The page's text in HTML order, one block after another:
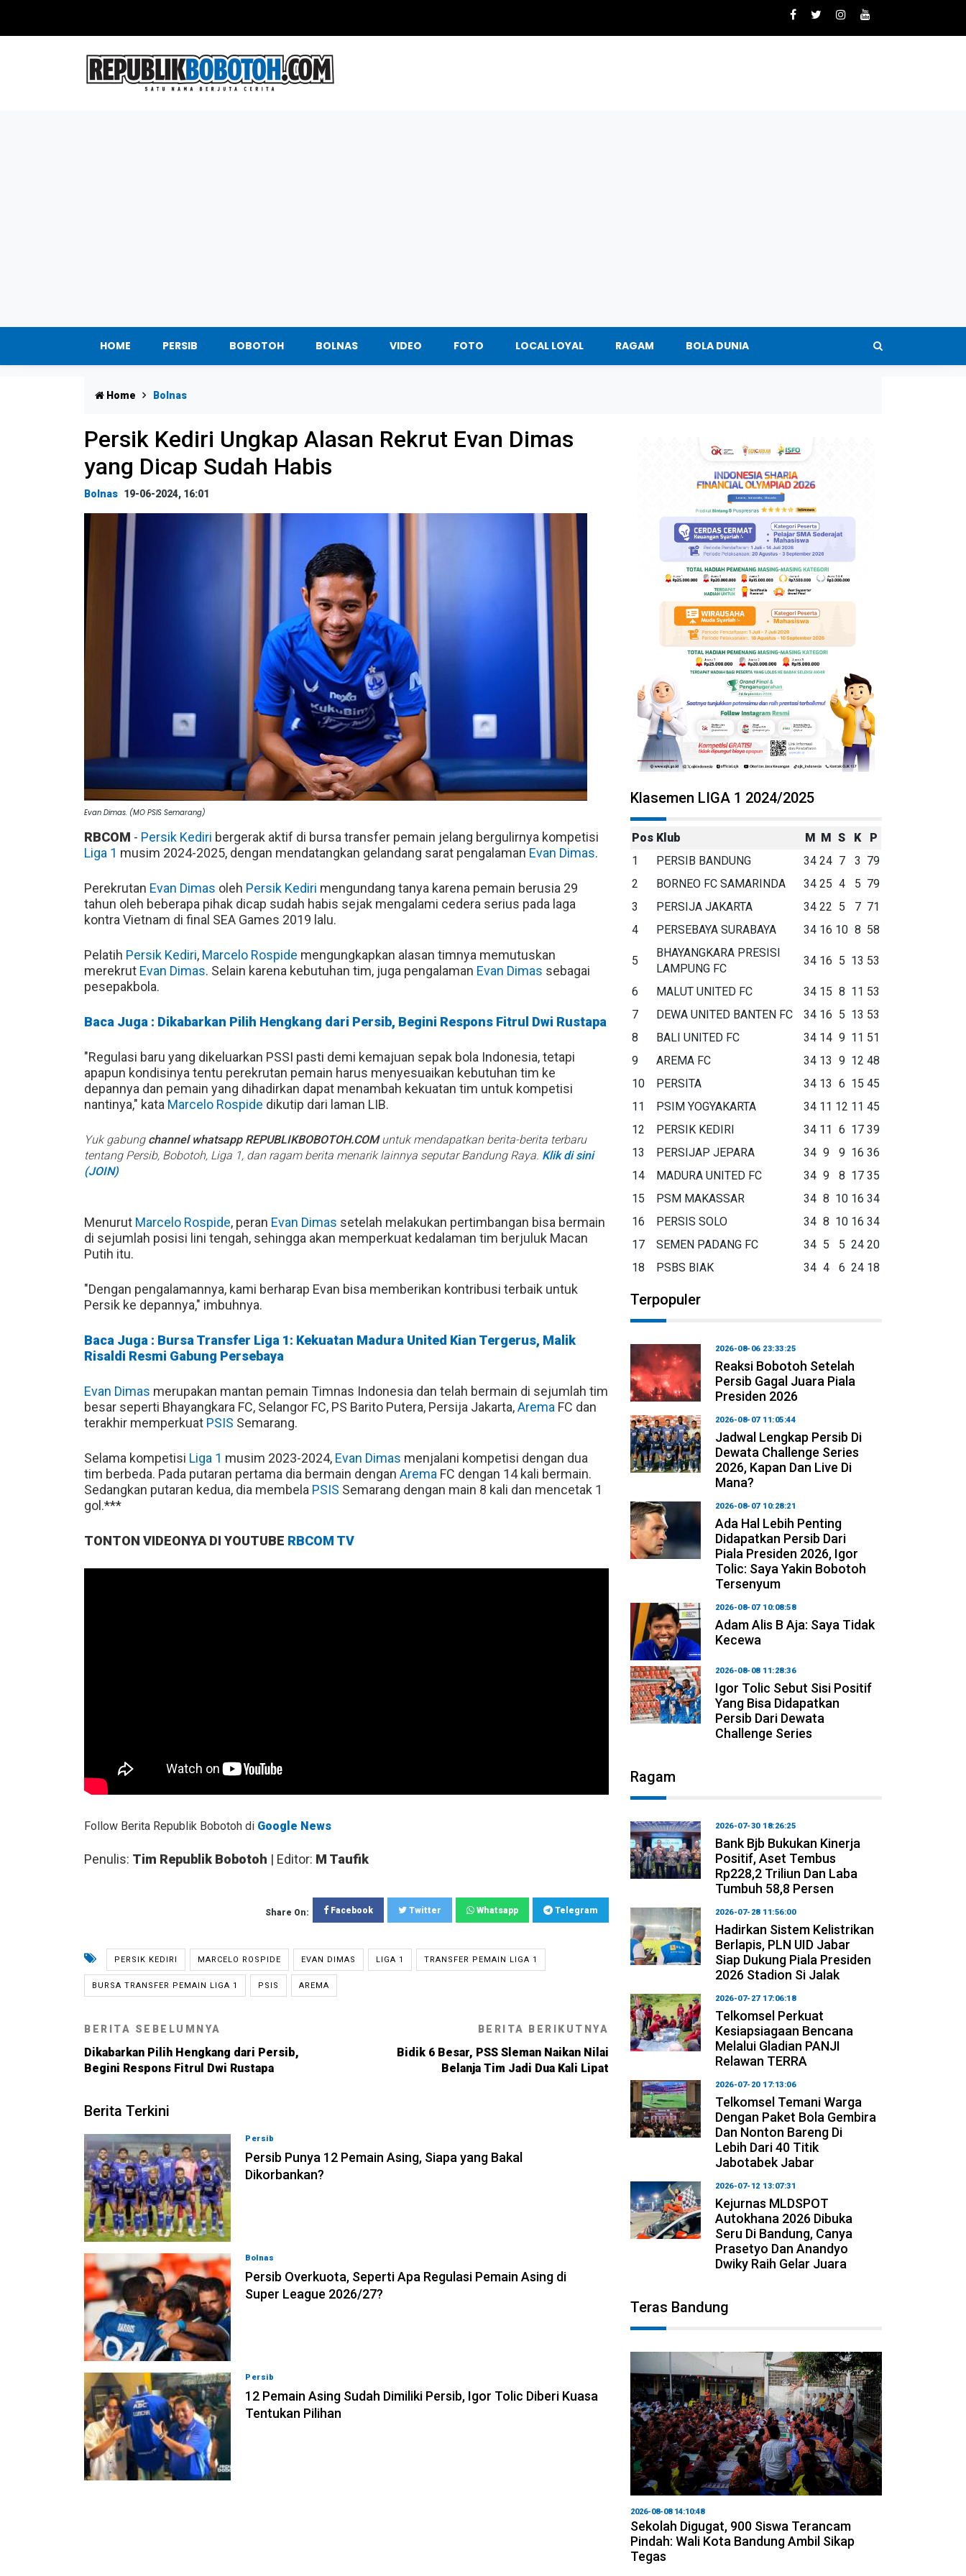
HOME PERSIB BOBOTOH BOLNAS VIDEO FOTO LOCAL LOYAL RAGAM BOLA DUNIA
Home Bolnas
Persik Kediri Ungkap Alasan Rekrut Evan Dimas
yang Dicap Sudah Habis
Bolnas 19-06-2024, 16:01
Evan Dimas. (MO PSIS Semarang)
RBCOM - Persik Kediri bergerak aktif di bursa transfer pemain jelang bergulirnya kompetisi
Liga 1 musim 2024-2025, dengan mendatangkan gelandang sarat pengalaman Evan Dimas.
Perekrutan Evan Dimas oleh Persik Kediri mengundang tanya karena pemain berusia 29
tahun oleh beberapa pihak dicap sudah habis sejak mengalami cedera serius pada laga
kontra Vietnam di final SEA Games 2019 lalu.
Pelatih Persik Kediri, Marcelo Rospide mengungkapkan alasan timnya memutuskan
merekrut Evan Dimas. Selain karena kebutuhan tim, juga pengalaman Evan Dimas sebagai
pesepakbola.
Baca Juga : Dikabarkan Pilih Hengkang dari Persib, Begini Respons Fitrul Dwi Rustapa
"Regulasi baru yang dikeluarkan PSSI pasti demi kemajuan sepak bola Indonesia, tetapi
apapun kondisinya tentu perekrutan pemain harus menyesuaikan kebutuhan tim ke
depannya dan pemain yang dihadirkan dapat menambah kekuatan tim untuk kompetisi
nantinya," kata Marcelo Rospide dikutip dari laman LIB.
Yuk gabung channel whatsapp REPUBLIKBOBOTOH.COMuntuk mendapatkan berita-berita terbaru
tentang Persib, Bobotoh, Liga 1, dan ragam berita menarik lainnya seputar Bandung Raya. Klik di sini
(JOIN)
Menurut Marcelo Rospide, peran Evan Dimas setelah melakukan pertimbangan bisa bermain
di sejumlah posisi lini tengah, sehingga akan memperkuat kedalaman tim berjuluk Macan
Putih itu.
"Dengan pengalamannya, kami berharap Evan bisa memberikan kontribusi terbaik untuk
Persik ke depannya," imbuhnya.
Baca Juga : Bursa Transfer Liga 1: Kekuatan Madura United Kian Tergerus, Malik
Risaldi Resmi Gabung Persebaya
Evan Dimas merupakan mantan pemain Timnas Indonesia dan telah bermain di sejumlah tim
besar seperti Bhayangkara FC, Selangor FC, PS Barito Putera, Persija Jakarta,Arema FC dan
terakhir memperkuat PSIS Semarang.
Selama kompetisi Liga 1 musim 2023-2024, Evan Dimas menjalani kompetisi dengan dua
tim berbeda. Pada putaran pertama dia bermain dengan Arema FC dengan 14 kali bermain.
Sedangkan putaran kedua, dia membela PSIS Semarang dengan main 8 kali dan mencetak 1
gol.***
TONTON VIDEONYA DI YOUTUBE RBCOM TV
Follow Berita Republik Bobotoh di Google News
Penulis: Tim Republik Bobotoh | Editor: M Taufik
Share On: Facebook Twitter Whatsapp Telegram
PERSIK KEDIRI MARCELO ROSPIDE EVAN DIMAS LIGA 1 TRANSFER PEMAIN LIGA 1
BURSA TRANSFER PEMAIN LIGA 1 PSIS AREMA
BERITA SEBELUMNYA
Dikabarkan Pilih Hengkang dari Persib,
Begini Respons Fitrul Dwi Rustapa
BERITA BERIKUTNYA
Bidik 6 Besar, PSS Sleman Naikan Nilai
Belanja Tim Jadi Dua Kali Lipat
Berita Terkini
Persib
Persib Punya 12 Pemain Asing, Siapa yang Bakal
Dikorbankan?
Bolnas
Persib Overkuota, Seperti Apa Regulasi Pemain Asing di
Super League 2026/27?
Persib
12 Pemain Asing Sudah Dimiliki Persib, Igor Tolic Diberi Kuasa
Tentukan Pilihan
Klasemen LIGA 1 2024/2025
Pos Klub M M S K
P
1
PERSIB BANDUNG 34 24 7 3 79
2
BORNEO FC SAMARINDA 34 25 4 5 79
3
PERSIJA JAKARTA 34 22 5 7 71
4
PERSEBAYA SURABAYA 34 16 10 8 58
5
BHAYANGKARA PRESISI
LAMPUNG FC
34 16 5 13 53
6 MALUT UNITED FC 34 15 8 11 53
7
DEWA UNITED BANTEN FC 34 16 5 13 53
8
BALI UNITED FC 34 14 9 11 51
9
AREMA FC 34 13 9 12 48
10
PERSITA 34 13 6 15 45
11
PSIM YOGYAKARTA 34 11 12 11 45
12
PERSIK KEDIRI 34 11 6 17 39
13
PERSIJAP JEPARA 34 9 9 16 36
14
MADURA UNITED FC 34 9 8 17 35
15
PSM MAKASSAR 34 8 10 16 34
16
PERSIS SOLO 34 8 10 16 34
17
SEMEN PADANG FC 34 5 5 24 20
18
PSBS BIAK 34 4 6 24 18
Terpopuler
2026-08-06 23:33:25
Reaksi Bobotoh Setelah
Persib Gagal Juara Piala
Presiden 2026
2026-08-07 11:05:44
Jadwal Lengkap Persib Di
Dewata Challenge Series
2026, Kapan Dan Live Di
Mana?
2026-08-07 10:28:21
Ada Hal Lebih Penting
Didapatkan Persib Dari
Piala Presiden 2026, Igor
Tolic: Saya Yakin Bobotoh
Tersenyum
2026-08-07 10:08:58
Adam Alis B Aja: Saya Tidak
Kecewa
2026-08-08 11:28:36
Igor Tolic Sebut Sisi Positif
Yang Bisa Didapatkan
Persib Dari Dewata
Challenge Series
Ragam
2026-07-30 18:26:25
Bank Bjb Bukukan Kinerja
Positif, Aset Tembus
Rp228,2 Triliun Dan Laba
Tumbuh 58,8 Persen
2026-07-28 11:56:00
Hadirkan Sistem Kelistrikan
Berlapis, PLN UID Jabar
Siap Dukung Piala Presiden
2026 Stadion Si Jalak
2026-07-27 17:06:18
Telkomsel Perkuat
Kesiapsiagaan Bencana
Melalui Gladian PANJI
Relawan TERRA
2026-07-20 17:13:06
Telkomsel Temani Warga
Dengan Paket Bola Gembira
Dan Nonton Bareng Di
Lebih Dari 40 Titik
Jabotabek Jabar
2026-07-12 13:07:31
Kejurnas MLDSPOT
Autokhana 2026 Dibuka
Seru Di Bandung, Canya
Prasetyo Dan Anandyo
Dwiky Raih Gelar Juara
Teras Bandung
2026-08-08 14:10:48
Sekolah Digugat, 900 Siswa Terancam
Pindah: Wali Kota Bandung Ambil Sikap
Tegas